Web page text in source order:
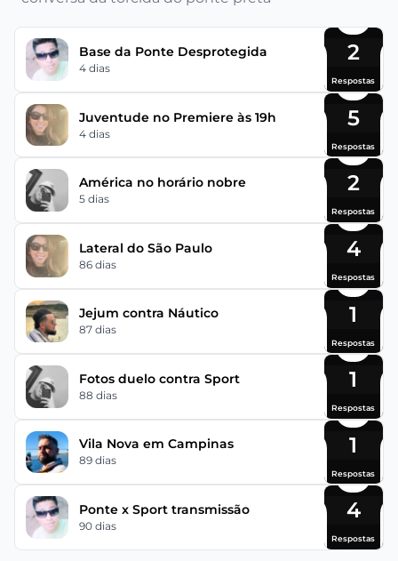
Base da Ponte Desprotegida
4 dias
2
Respostas
Juventude no Premiere às 19h
4 dias
5
Respostas
América no horário nobre
5 dias
2
Respostas
Lateral do São Paulo
86 dias
4
Respostas
Jejum contra Náutico
87 dias
1
Respostas
Fotos duelo contra Sport
88 dias
1
Respostas
Vila Nova em Campinas
89 dias
1
Respostas
Ponte x Sport transmissão
90 dias
4
Respostas